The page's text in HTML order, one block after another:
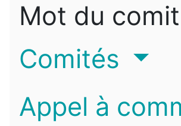
Mot du
Comités
Appel à